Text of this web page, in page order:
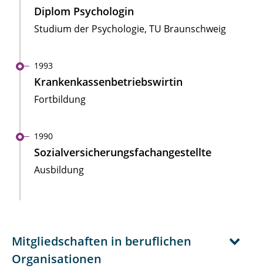
Diplom Psychologin
Studium der Psychologie, TU Braunschweig
1993
Krankenkassenbetriebswirtin
Fortbildung
1990
Sozialversicherungsfachangestellte
Ausbildung
Mitgliedschaften in beruflichen
Organisationen